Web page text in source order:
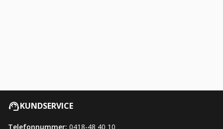
KUNDSERVICE
Telefonnummer: 0418-48 40 10